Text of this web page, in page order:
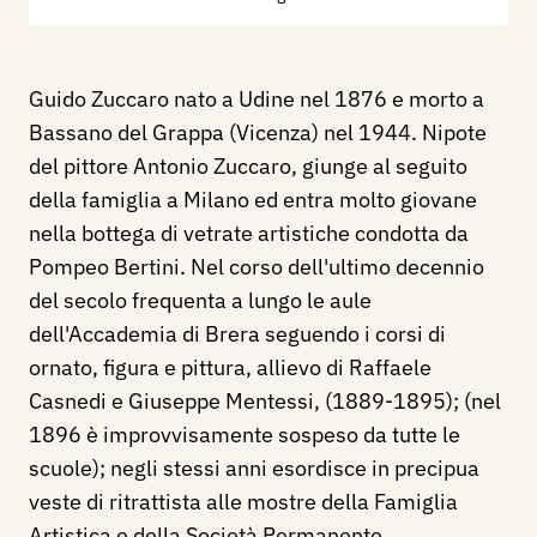
Guido Zuccaro nato a Udine nel 1876 e morto a
Bassano del Grappa (Vicenza) nel 1944. Nipote
del pittore Antonio Zuccaro, giunge al seguito
della famiglia a Milano ed entra molto giovane
nella bottega di vetrate artistiche condotta da
Pompeo Bertini. Nel corso dell'ultimo decennio
del secolo frequenta a lungo le aule
dell'Accademia di Brera seguendo i corsi di
ornato, figura e pittura, allievo di Raffaele
Casnedi e Giuseppe Mentessi, (1889-1895); (nel
1896 è improvvisamente sospeso da tutte le
scuole); negli stessi anni esordisce in precipua
veste di ritrattista alle mostre della Famiglia